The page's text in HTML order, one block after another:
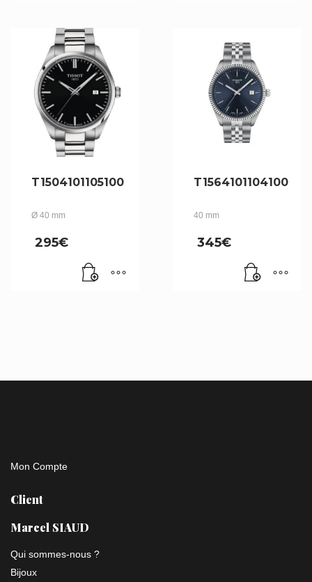
T1504101105100
Ø 40 mm
295€
T1564101104100
40 mm
345€
Mon Compte
Client
Marcel SIAUD
Qui sommes-nous ?
Bijoux